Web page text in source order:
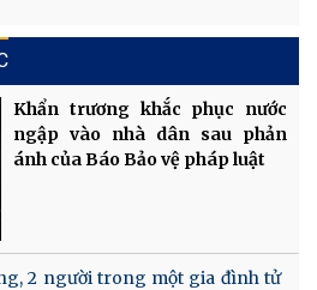
Khẩn trương khắc phục nước
ngập vào nhà dân sau phản
ánh của Báo Bảo vệ pháp luật
2 người trong một gia đình tử